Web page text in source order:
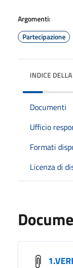
Argomenti:
Partecipazione
INDICE
Documenti
Ufficio
Formati
Licenza di